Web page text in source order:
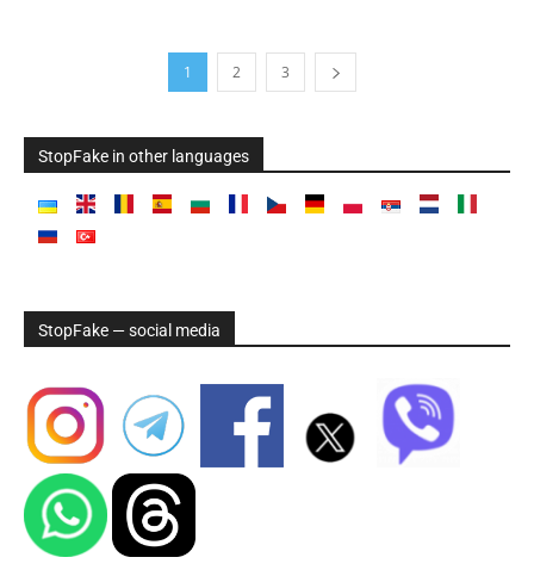
1 2 3
StopFake in other languages
StopFake — social media